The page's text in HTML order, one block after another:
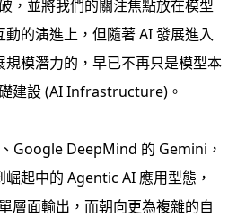
，並將我們的關注焦點放在模型
的演進上，但隨著 AI 發展進入
模潛力的，早已不再只是模型本
建設 (AI Infrastructure)。
Google DeepMind 的 Gemini，
起中的 Agentic AI 應用型態，
層面輸出，而朝向更為複雜的自